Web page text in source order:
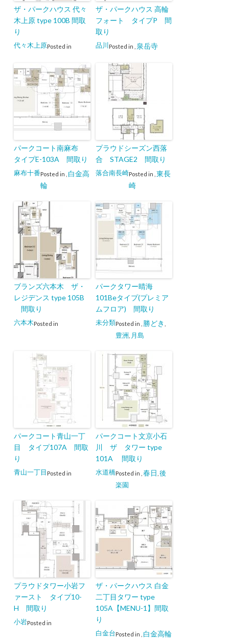
ザ・パークハウス 代々
木上原 type 100B 間取
り
Posted in
代々木上原
ザ・パークハウス 高輪
フォート タイプP 間
取り
Posted in
品川 泉岳寺
パークコート南麻布
タイプE-103A 間取り
Posted in
麻布十番
白金高
輪
プラウドシーズン西落
合 STAGE2 間取り
Posted in
落合南長崎
東長
崎
ブランズ六本木 ザ・
レジデンス type 105B
間取り
Posted in
六本木
パークタワー晴海
101Beタイプ(プレミア
ムフロア) 間取り
Posted in
未分類 勝どき
豊洲 月島
パークコート青山一丁
目 タイプ107A 間取
り
Posted in
青山一丁目
パークコート文京小石
川 ザ タワー type
101A 間取り
Posted in
水道橋 春日 後
楽園
プラウドタワー小岩フ
ァースト タイプ10-
H 間取り
Posted in
小岩
ザ・パークハウス 白金
二丁目タワー type
105A【MENU-1】間取
り
Posted in
白金台 白金高輪